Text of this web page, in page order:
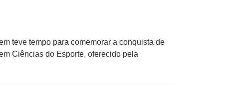
teve tempo para comemorar a conquista de
Ciências do Esporte, oferecido pela